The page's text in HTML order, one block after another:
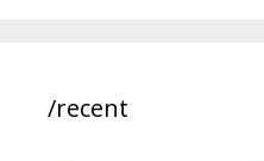
/recent